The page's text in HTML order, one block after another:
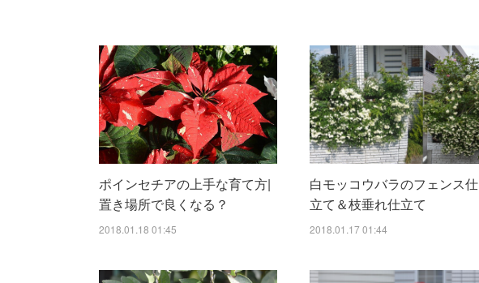
ポインセチアの上手な育て方|
置き場所で良くなる？
2018.01.18 01:45
白モッコウバラのフェンス仕
立て＆枝垂れ仕立て
2018.01.17 01:44